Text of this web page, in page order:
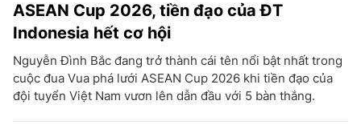
ASEAN Cup 2026, tiền đạo của ĐT
Indonesia hết cơ hội
Nguyễn Đình Bắc đang trở thành cái tên nổi bật nhất trong
cuộc đua Vua phá lưới ASEAN Cup 2026 khi tiền đạo của
đội tuyển Việt Nam vươn lên dẫn đầu với 5 bàn thắng.